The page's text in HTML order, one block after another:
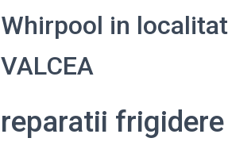
Whirpool in
VALCEA
reparatii